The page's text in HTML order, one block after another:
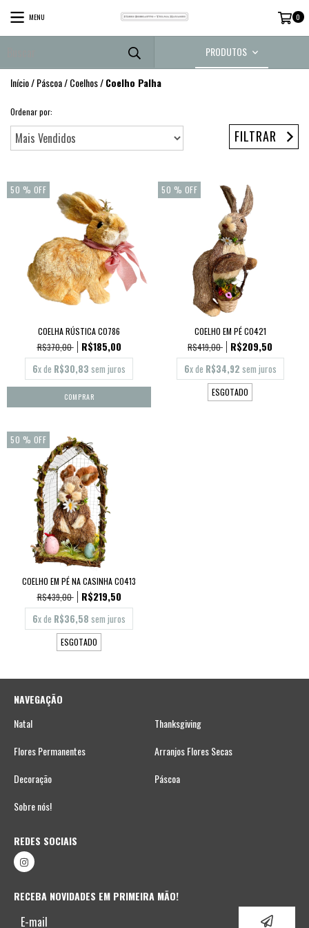
MENU 0
PRODUTOS
Início/Páscoa/Coelhos/Coelho Palha
Ordenar por:
FILTRAR
50 % OFF
COELHA RÚSTICA CO786
R$370,00
R$185,00
6x de R$30,83 sem juros
50 % OFF
COELHO EM PÉ CO421
R$419,00
R$209,50
6x de R$34,92 sem juros
ESGOTADO
50 % OFF
COELHO EM PÉ NA CASINHA CO413
R$439,00
R$219,50
6x de R$36,58 sem juros
ESGOTADO
NAVEGAÇÃO
Natal
Thanksgiving
Flores Permanentes
Arranjos Flores Secas
Decoração
Páscoa
Sobre nós!
REDES SOCIAIS
RECEBA NOVIDADES EM PRIMEIRA MÃO!